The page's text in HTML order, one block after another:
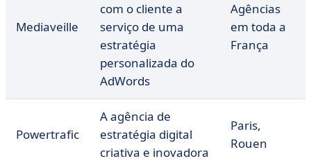
Mediaveille
com o cliente a
serviço de uma
estratégia
personalizada do
AdWords
Agências
em toda a
França
Powertrafic
A agência de
estratégia digital
criativa e inovadora
Paris,
Rouen